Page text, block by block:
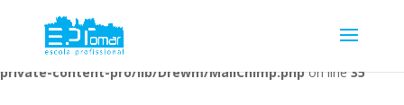
Warning: Undefined array key 1 in
/home/escolaprofission/public_html/wp-content/plugins/wp-
private-content-pro/lib/Drewm/MailChimp.phpon line35